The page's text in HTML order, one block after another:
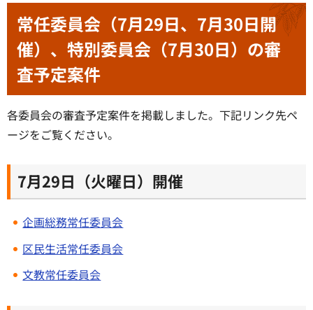
常任委員会（7月29日、7月30日開
催）、特別委員会（7月30日）の審
査予定案件
各委員会の審査予定案件を掲載しました。下記リンク先ペ
ージをご覧ください。
7月29日（火曜日）開催
企画総務常任委員会
区民生活常任委員会
文教常任委員会